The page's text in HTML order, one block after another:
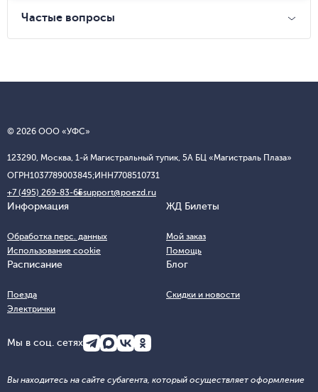
Частые вопросы
© 2026 ООО «УФС»
123290, Москва, 1-й Магистральный тупик, 5А БЦ «Магистраль Плаза»
ОГРН1037789003845;ИНН7708510731
+7 (495) 269-83-65support@poezd.ru
Информация
Обработка перс. данных
Использование cookie
ЖД Билеты
Мой заказ
Помощь
Расписание
Поезда
Электрички
Блог
Скидки и новости
Мы в соц. сетях
Вы находитесь на сайте субагента, который осуществляет оформление